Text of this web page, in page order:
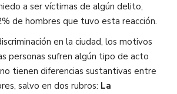
a ser víctimas de algún delito,
de hombres que tuvo esta reacción.
en la ciudad, los motivos
personas sufren algún tipo de acto
tienen diferencias sustantivas entre
salvo en dos rubros: La